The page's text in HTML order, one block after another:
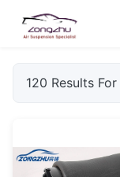
120 Results For